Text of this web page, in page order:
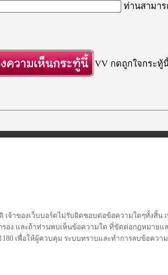
ท่านสามาร
VV กดถูกใจกระทู้
าของเว็บบอร์ดไม่รับผิดชอบต่อข้อความใดๆทั้งสิ้น เ
ง และถ้าท่านพบเห็นข้อความใด ที่ขัดต่อกฎหมายแ
เพื่อให้ผู้ควบคุม ระบบทราบและทำการลบข้อควา